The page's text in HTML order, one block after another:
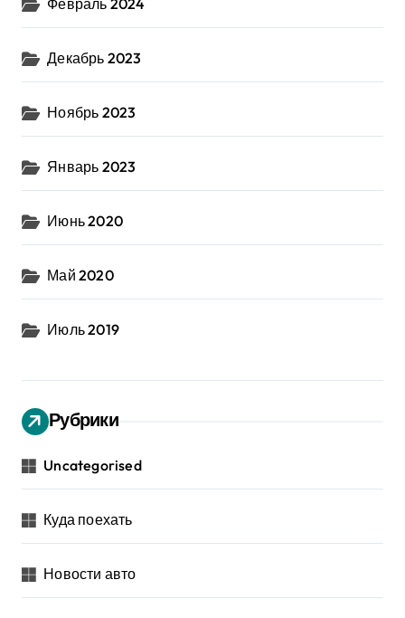
Февраль 2024
Декабрь 2023
Ноябрь 2023
Январь 2023
Июнь 2020
Май 2020
Июль 2019
Рубрики
Uncategorised
Куда поехать
Новости авто